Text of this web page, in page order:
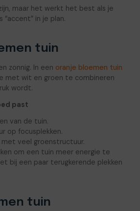
maar het werkt het best als je
in je plan.
tuin
zonnig. In een oranje bloemen tuin
met wit en groen te combineren
wordt.
past
van de tuin.
op focusplekken.
veel groenstructuur.
om een tuin meer energie te
bij een paar terugkerende plekken
tuin